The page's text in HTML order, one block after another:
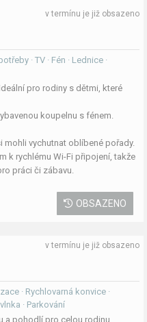
v termínu je již obsazeno
· TV · Fén · Lednice ·
pro rodiny s dětmi, které
koupelnu s fénem.
mohli vychutnat oblíbené pořady.
k rychlému Wi-Fi připojení, takže
práci či zábavu.
OBSAZENO
v termínu je již obsazeno
· Rychlovarná konvice ·
· Parkování
a pohodlí pro celou rodinu.